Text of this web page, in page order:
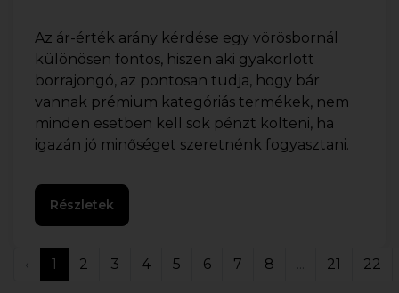
Az ár-érték arány kérdése egy vörösbornál
különösen fontos, hiszen aki gyakorlott
borrajongó, az pontosan tudja, hogy bár
vannak prémium kategóriás termékek, nem
minden esetben kell sok pénzt költeni, ha
igazán jó minőséget szeretnénk fogyasztani.
Részletek
‹ 1 2 3 4 5 6 7 8 ... 21 22